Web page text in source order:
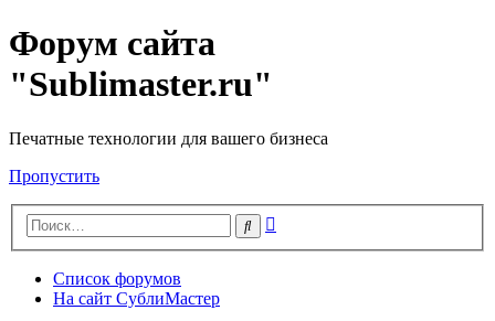
Форум сайта
"Sublimaster.ru"
Печатные технологии для вашего бизнеса
Пропустить
Поиск
Список форумов
На сайт СублиМастер